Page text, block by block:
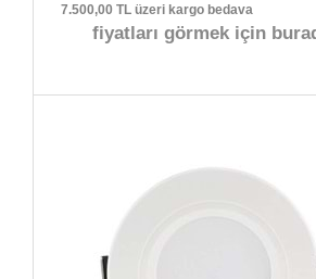
7.500,00 TL üzeri kargo bedava
fiyatları görmek için